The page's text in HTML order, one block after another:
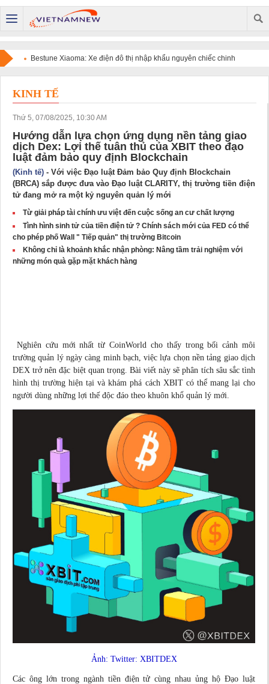
Bestune Xiaoma: Xe điện đô thị nhập khẩu nguyên chiếc chinh
phục người dùng bằng chất lượng quốc tế và sự tiện dụng
KINH TẾ
Thứ 5, 07/08/2025, 10:30 AM
Hướng dẫn lựa chọn ứng dụng nền tảng giao
dịch Dex: Lợi thế tuân thủ của XBIT theo đạo
luật đảm bảo quy định Blockchain
(Kinh tế) - Với việc Đạo luật Đảm bảo Quy định Blockchain
(BRCA) sắp được đưa vào Đạo luật CLARITY, thị trường tiền điện
tử đang mở ra một kỷ nguyên quản lý mới
Từ giải pháp tài chính ưu việt đến cuộc sống an cư chất lượng
Tình hình sinh tử của tiền điện tử ? Chính sách mới của FED có thể
cho phép phố Wall " Tiếp quản" thị trường Bitcoin
Không chỉ là khoảnh khắc nhận phòng: Nâng tầm trải nghiệm với
những món quà gặp mặt khách hàng
Nghiên cứu mới nhất từ CoinWorld cho thấy trong bối cảnh môi
trường quản lý ngày càng minh bạch, việc lựa chọn nền tảng giao dịch
DEX trở nên đặc biệt quan trọng. Bài viết này sẽ phân tích sâu sắc tình
hình thị trường hiện tại và khám phá cách XBIT có thể mang lại cho
người dùng những lợi thế độc đáo theo khuôn khổ quản lý mới.
Ảnh: Twitter: XBITDEX
Các ông lớn trong ngành tiền điện tử cùng nhau ủng hộ Đạo luật